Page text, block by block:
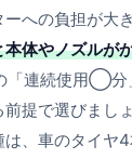
への負担が大き
体やノズルが
「連続使用◯分
提で選びまし
は、車のタイヤ